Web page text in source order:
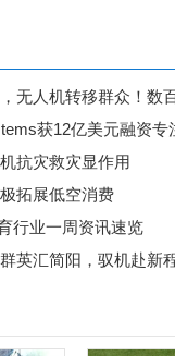
抗灾救灾显作用
拓展低空消费
行业一周资讯速览